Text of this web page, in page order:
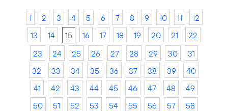
1 2 3 4 5 6 7 8 9 10 11
12
13
14 15 16 17 18 19 20 21
22
23
24 25 26 27 28 29 30
31
32
33 34 35 36 37 38 39
40
41
42 43 44 45 46 47 48
49
50
51 52 53 54 55 56 57
58